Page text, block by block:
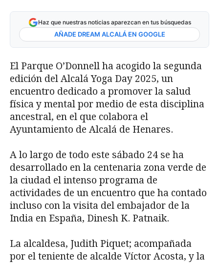
Haz que nuestras noticias aparezcan en tus búsquedas
AÑADE DREAM ALCALÁ EN GOOGLE
El Parque O’Donnell ha acogido la segunda
edición del Alcalá Yoga Day 2025, un
encuentro dedicado a promover la salud
física y mental por medio de esta disciplina
ancestral, en el que colabora el
Ayuntamiento de Alcalá de Henares.
A lo largo de todo este sábado 24 se ha
desarrollado en la centenaria zona verde de
la ciudad el intenso programa de
actividades de un encuentro que ha contado
incluso con la visita del embajador de la
India en España, Dinesh K. Patnaik.
La alcaldesa, Judith Piquet; acompañada
por el teniente de alcalde Víctor Acosta, y la